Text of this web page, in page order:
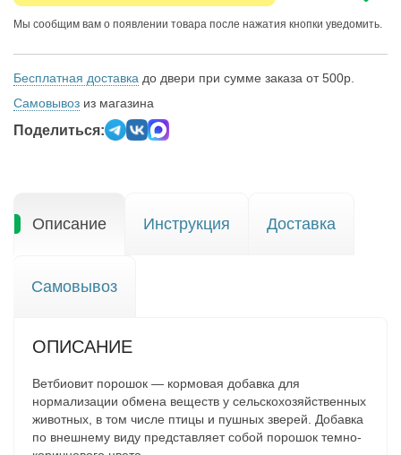
Мы сообщим вам о появлении товара после нажатия кнопки уведомить.
Бесплатная доставка до двери при сумме заказа от 500р.
Самовывоз из магазина
Поделиться:
Описание Инструкция Доставка
Самовывоз
ОПИСАНИЕ
Ветбиовит порошок — кормовая добавка для
нормализации обмена веществ у сельскохозяйственных
животных, в том числе птицы и пушных зверей. Добавка
по внешнему виду представляет собой порошок темно-